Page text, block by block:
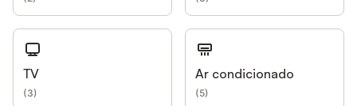
TV
(3)
Ar condicionado
(5)